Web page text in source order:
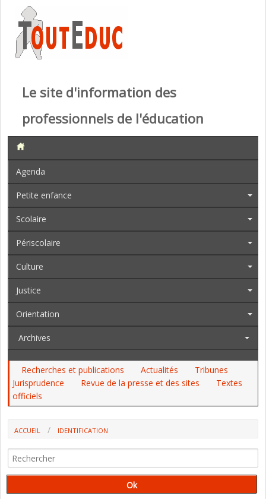
Le site d'information des
professionnels de l'éducation
Agenda
Petite enfance
Scolaire
Périscolaire
Culture
Justice
Orientation
Archives
Recherches et publications Actualités
Tribunes
Jurisprudence
Revue de la presse et des sites
Textes
officiels
ACCUEIL IDENTIFICATION